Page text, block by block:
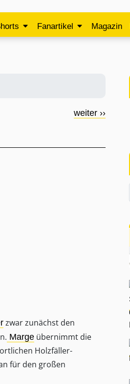
Fanartikel Magazin
weiter ››
zwar zunächst den
Marge übernimmt die
Holzfäller-
für den großen